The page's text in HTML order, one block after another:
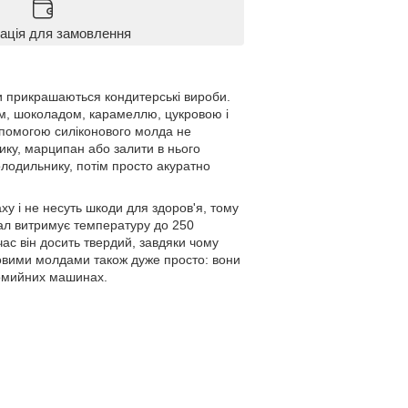
для замовлення
кондитерські вироби.
шоколадом, карамеллю, цукровою і
силіконового молда не
марципан або залити в нього
потім просто акуратно
і не несуть шкоди для здоров'я, тому
витримує температуру до 250
він досить твердий, завдяки чому
молдами також дуже просто: вони
машинах.